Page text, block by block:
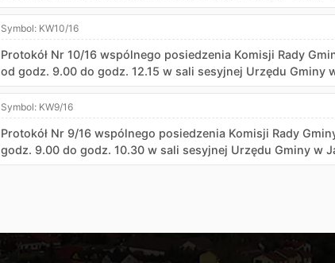
Symbol: KW10/16
Protokół Nr 10/16 wspólnego posiedzenia Komisji Rady
od godz. 9.00 do godz. 12.15 w sali sesyjnej Urzędu Gminy
Symbol: KW9/16
Protokół Nr 9/16 wspólnego posiedzenia Komisji Rady
godz. 9.00 do godz. 10.30 w sali sesyjnej Urzędu Gminy w